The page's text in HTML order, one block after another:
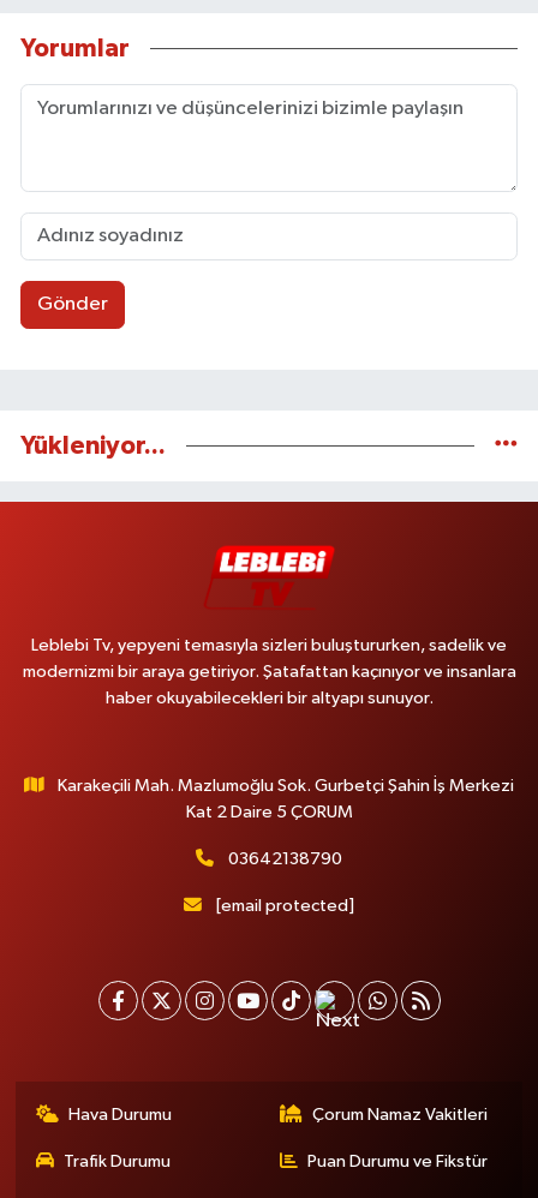
Yorumlar
Gönder
Yükleniyor...
Leblebi Tv, yepyeni temasıyla sizleri buluştururken, sadelik ve
modernizmi bir araya getiriyor. Şatafattan kaçınıyor ve insanlara
haber okuyabilecekleri bir altyapı sunuyor.
Karakeçili Mah. Mazlumoğlu Sok. Gurbetçi Şahin İş Merkezi
Kat 2 Daire 5 ÇORUM
03642138790
[email protected]
Hava Durumu Çorum Namaz Vakitleri
Trafik Durumu Puan Durumu ve Fikstür